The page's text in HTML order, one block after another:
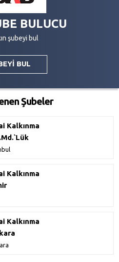
BULUCU
şubeyi bul
BUL
Şubeler
Kalkınma
Kalkınma
Kalkınma